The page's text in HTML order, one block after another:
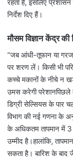
रहता है, इसलिए
निर्देश दिए हैं।
मौसम विज्ञान केंद्र की
“जब आंधी-तूफान या
पर शरण लें। किसी भी
कच्चे मकानों के नीचे न खड़े
उमस करेगी
डिग्री सेल्सियस के पार
विभाग की नई गणना के
के अधिकतम तापमान में 3
उम्मीद है।हालांकि,
सकता है। बारिश के बाद